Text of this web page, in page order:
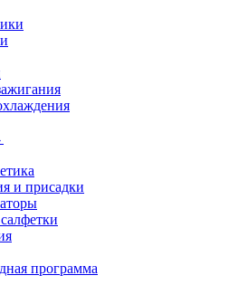
и присадки
программа